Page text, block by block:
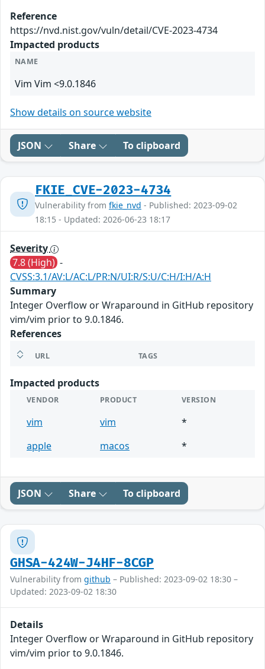
Reference
https://nvd.nist.gov/vuln/detail/CVE-2023-4734
Impacted products
NAME
Vim Vim <9.0.1846
Show details on source website
JSON Share To clipboard
FKIE_CVE-2023-4734
Vulnerability from fkie_nvd - Published: 2023-09-02
18:15 - Updated: 2026-06-23 18:17
Severity
7.8 (High) -
CVSS:3.1/AV:L/AC:L/PR:N/UI:R/S:U/C:H/I:H/A:H
Summary
Integer Overflow or Wraparound in GitHub repository
vim/vim prior to 9.0.1846.
References
URL TAGS
Impacted products
VENDOR PRODUCT VERSION
vim vim
*
apple
macos *
JSON Share To clipboard
GHSA-424W-J4HF-8CGP
Vulnerability from github – Published: 2023-09-02 18:30 –
Updated: 2023-09-02 18:30
Details
Integer Overflow or Wraparound in GitHub repository
vim/vim prior to 9.0.1846.